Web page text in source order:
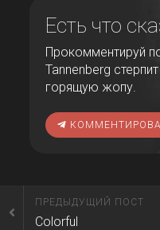
Есть что
Прокомментируй
Tannenberg
горящую жопу.
ПРЕДЫДУЩИЙ ПОСТ
Colorful